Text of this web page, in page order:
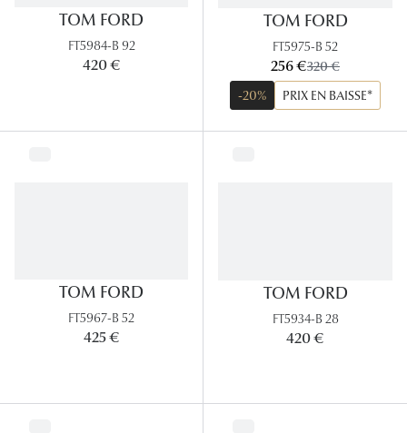
Pilotes
TOM FORD
FT5984-B 92
420 €
TOM FORD
FT5975-B 52
maintenant:
256 €ancien prix:
320 €
-20%
PRIX EN BAISSE*
TOM FORD
FT5967-B 52
425 €
TOM FORD
FT5934-B 28
420 €